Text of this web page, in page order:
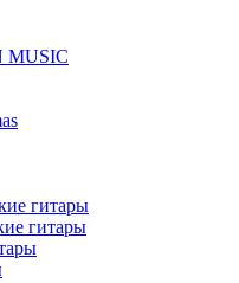
MUSIC
гитары
гитары